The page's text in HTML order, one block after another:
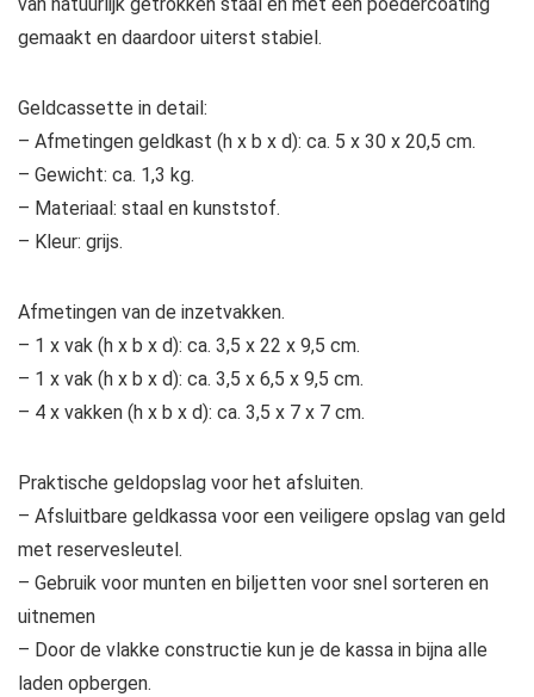
gemaakt en daardoor uiterst stabiel.
Geldcassette in detail:
– Afmetingen geldkast (h x b x d): ca. 5 x 30 x 20,5 cm.
– Gewicht: ca. 1,3 kg.
– Materiaal: staal en kunststof.
– Kleur: grijs.
Afmetingen van de inzetvakken.
– 1 x vak (h x b x d): ca. 3,5 x 22 x 9,5 cm.
– 1 x vak (h x b x d): ca. 3,5 x 6,5 x 9,5 cm.
– 4 x vakken (h x b x d): ca. 3,5 x 7 x 7 cm.
Praktische geldopslag voor het afsluiten.
– Afsluitbare geldkassa voor een veiligere opslag van geld
met reservesleutel.
– Gebruik voor munten en biljetten voor snel sorteren en
uitnemen
– Door de vlakke constructie kun je de kassa in bijna alle
laden opbergen.